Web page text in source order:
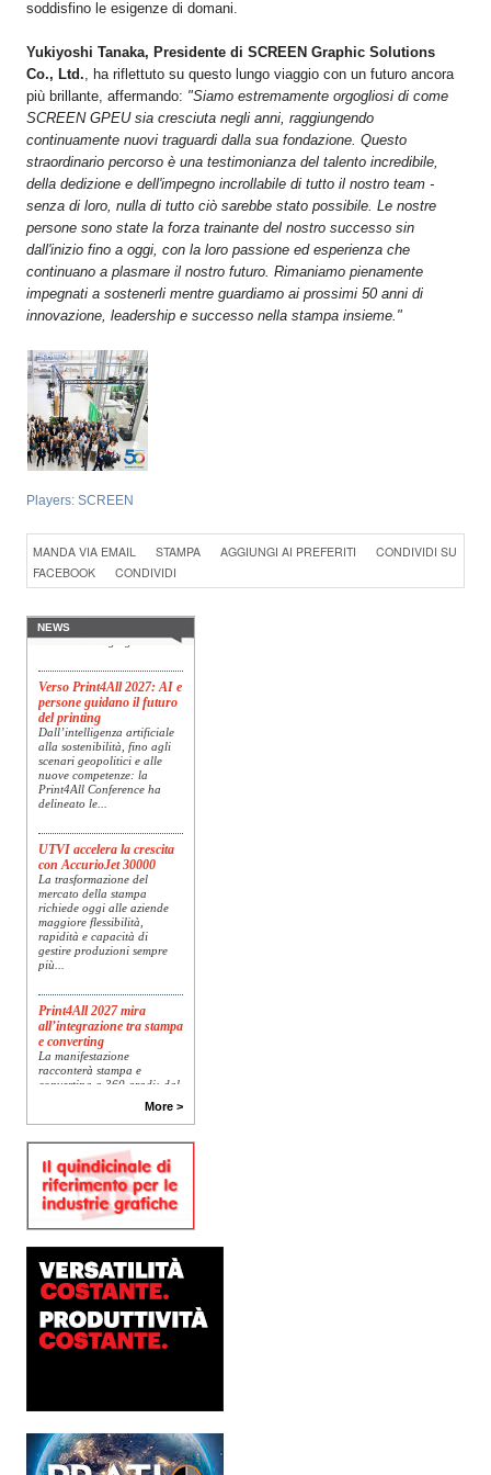
soddisfino le esigenze di domani.
Yukiyoshi Tanaka, Presidente di SCREEN Graphic Solutions
Co., Ltd. , ha riflettuto su questo lungo viaggio con un futuro ancora
più brillante, affermando: "Siamo estremamente orgogliosi di come
SCREEN GPEU sia cresciuta negli anni, raggiungendo
continuamente nuovi traguardi dalla sua fondazione. Questo
straordinario percorso è una testimonianza del talento incredibile,
della dedizione e dell'impegno incrollabile di tutto il nostro team -
senza di loro, nulla di tutto ciò sarebbe stato possibile. Le nostre
persone sono state la forza trainante del nostro successo sin
dall'inizio fino a oggi, con la loro passione ed esperienza che
continuano a plasmare il nostro futuro. Rimaniamo pienamente
impegnati a sostenerli mentre guardiamo ai prossimi 50 anni di
innovazione, leadership e successo nella stampa insieme."
Players: SCREEN
MANDA VIA EMAIL STAMPA AGGIUNGI AI PREFERITI
CONDIVIDI SU
FACEBOOK
CONDIVIDI
NEWS
Konica Minolta presenta
Specim RETEX
riferimento a livello globale
nelle soluzioni di imaging,
una soluzione completa
basata su imaging...
Verso Print4All 2027: AI e
persone guidano il futuro
del printing
Dall’intelligenza artificiale
alla sostenibilità, fino agli
scenari geopolitici e alle
nuove competenze: la
Print4All Conference ha
delineato le...
UTVI accelera la crescita
con AccurioJet 30000
La trasformazione del
mercato della stampa
richiede oggi alle aziende
maggiore flessibilità,
rapidità e capacità di
gestire produzioni sempre
più...
Print4All 2027 mira
all’integrazione tra stampa
e converting
La manifestazione
racconterà stampa e
converting a 360 gradi: dal
applicazioni industriali, fino
Platinum Technologies
presenta SIGNATURE
Flatbed
esigenze produttive del
mercato, Platinum
Technologies, centro
europeo di ricerca e...
workflow la nuova
Minolta, il sistema inkjet UV
LED B2+ progettato per...
More >